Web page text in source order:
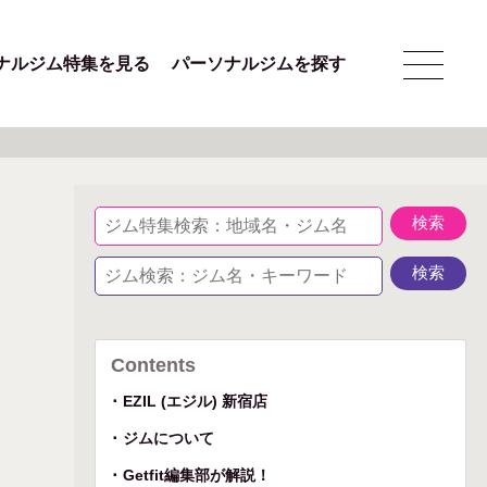
ルジム特集を見る パーソナルジムを探す
Contents
EZIL (エジル) 新宿店
ジムについて
Getfit編集部が解説！